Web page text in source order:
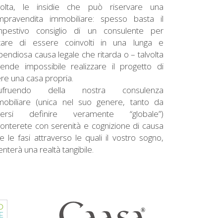
le insidie che può riservare una
immobiliare: spesso basta il
consiglio di un consulente per
di essere coinvolti in una lunga e
causa legale che ritarda o – talvolta
impossibile realizzare il progetto di
una casa propria.
della nostra consulenza
(unica nel suo genere, tanto da
definire veramente “globale”)
con serenità e cognizione di causa
le fasi attraverso le quali il vostro sogno,
una realtà tangibile.